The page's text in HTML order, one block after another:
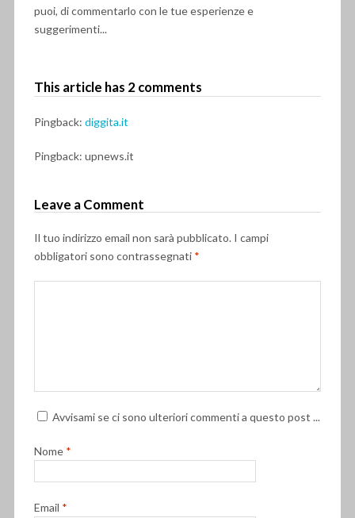
puoi, di commentarlo con le tue esperienze e
suggerimenti...
This article has 2 comments
Pingback: diggita.it
Pingback: upnews.it
Leave a Comment
Il tuo indirizzo email non sarà pubblicato. I campi
obbligatori sono contrassegnati *
Avvisami se ci sono ulteriori commenti a questo post ...
Nome *
Email *